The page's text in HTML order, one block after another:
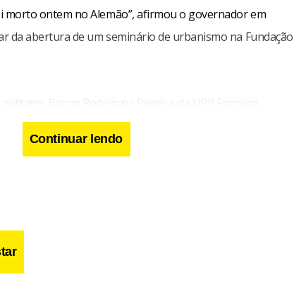
morto ontem no Alemão”, afirmou o governador em
da abertura de um seminário de urbanismo na Fundação
Bruno Rodrigues Pereira, da UPP Formiga,
como PM, na noite de domingo, 27, e Caio
que também era o dublador oficial dos filmes Harry
Continuar lendo